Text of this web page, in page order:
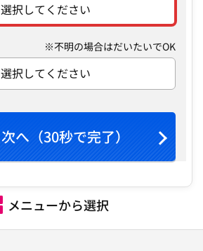
選択してください
※不明の場合はだいたいでOK
選択してください
次へ（30秒で完了）
メニューから選択